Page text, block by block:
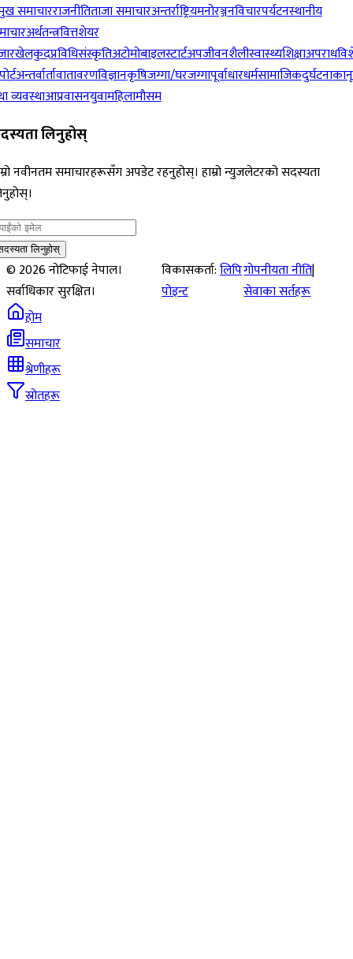
समाचारराजनीतिताजा समाचारअन्तर्राष्ट्रियमनोरञ्जनविचारपर्यटनस्थानीय
अर्थतन्त्रवित्तशेयर
खेलकुदप्रविधिसंस्कृतिअटोमोबाइलस्टार्टअपजीवनशैलीस्वास्थ्यशिक्षाअपराध
अन्तर्वार्तावातावरणविज्ञानकृषिजग्गा/घरजग्गापूर्वाधारधर्मसामाजिकदुर्घटना
व्यवस्थाआप्रवासनयुवामहिलामौसम
लिनुहोस्
नवीनतम समाचारहरूसँग अपडेट रहनुहोस्। हाम्रो न्युजलेटरको सदस्यता
लिनुहोस्
©2026नोटिफाई नेपाल।
सर्वाधिकार सुरक्षित।
विकासकर्ता:लिपि
पोइन्ट
गोपनीयता नीति|
सेवाका सर्तहरू
होम
समाचार
श्रेणीहरू
स्रोतहरू